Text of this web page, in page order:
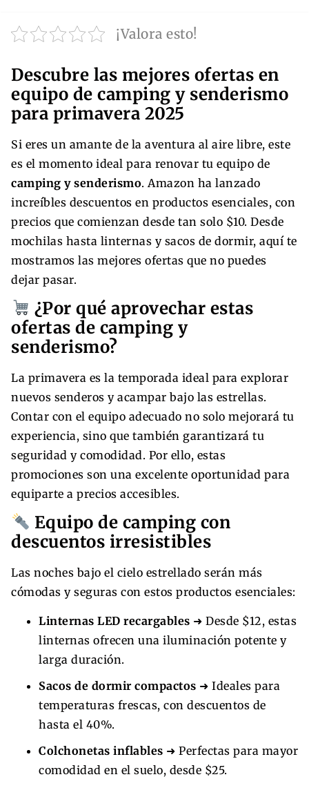
¡Valora esto!
Descubre las mejores ofertas en
equipo de camping y senderismo
para primavera 2025
Si eres un amante de la aventura al aire libre, este
es el momento ideal para renovar tu equipo de
camping y senderismo. Amazon ha lanzado
increíbles descuentos en productos esenciales, con
precios que comienzan desde tan solo $10. Desde
mochilas hasta linternas y sacos de dormir, aquí te
mostramos las mejores ofertas que no puedes
dejar pasar.
¿Por qué aprovechar estas
ofertas de camping y
senderismo?
La primavera es la temporada ideal para explorar
nuevos senderos y acampar bajo las estrellas.
Contar con el equipo adecuado no solo mejorará tu
experiencia, sino que también garantizará tu
seguridad y comodidad. Por ello, estas
promociones son una excelente oportunidad para
equiparte a precios accesibles.
Equipo de camping con
descuentos irresistibles
Las noches bajo el cielo estrellado serán más
cómodas y seguras con estos productos esenciales:
Linternas LED recargables ➜ Desde $12, estas
linternas ofrecen una iluminación potente y
larga duración.
Sacos de dormir compactos ➜ Ideales para
temperaturas frescas, con descuentos de
hasta el 40%.
Colchonetas inflables ➜ Perfectas para mayor
comodidad en el suelo, desde $25.